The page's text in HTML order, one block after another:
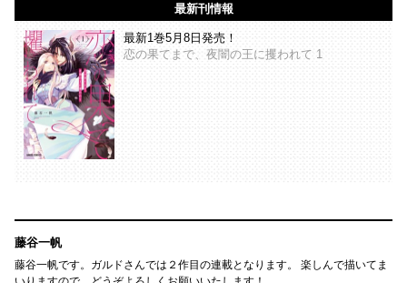
最新刊情報
最新1巻5月8日発売！
恋の果てまで、夜闇の王に攫われて 1
藤谷一帆
藤谷一帆です。ガルドさんでは２作目の連載となります。 楽しんで描いてま